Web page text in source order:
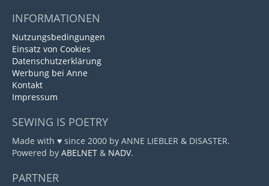
INFORMATIONEN
Nutzungsbedingungen
Einsatz von Cookies
Datenschutzerklärung
Werbung bei Anne
Kontakt
Impressum
SEWING IS POETRY
Made with ♥ since 2000 by ANNE LIEBLER & DISASTER.
Powered by ABELNET & NADV.
PARTNER